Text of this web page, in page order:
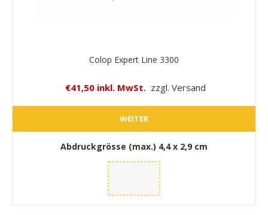
Colop Expert Line 3300
€41,50 inkl. MwSt. zzgl. Versand
WEITER
Abdruckgrösse (max.) 4,4 x 2,9 cm